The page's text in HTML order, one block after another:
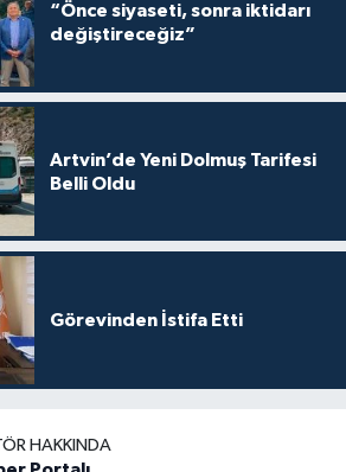
“Önce siyaseti, sonra iktidarı
değiştireceğiz”
Artvin’de Yeni Dolmuş Tarifesi
Belli Oldu
Görevinden İstifa Etti
HAKKINDA